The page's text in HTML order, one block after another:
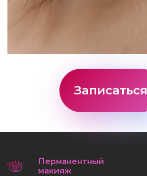
Записаться
Перманентный
макияж